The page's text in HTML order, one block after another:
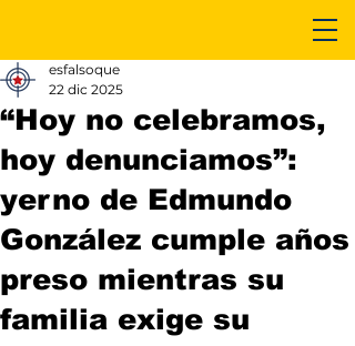
“Hoy no celebramos,
hoy denunciamos”:
yerno de Edmundo
González cumple años
preso mientras su
familia exige su
esfalsoque
22 dic 2025